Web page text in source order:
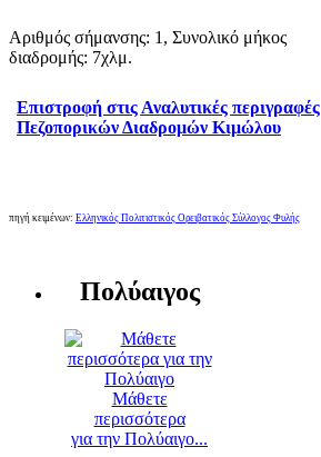
Αριθμός σήμανσης: 1, Συνολικό μήκος
διαδρομής: 7χλμ.
Επιστροφή στις Αναλυτικές περιγραφές
Πεζοπορικών Διαδρομών Κιμώλου
πηγή κειμένων: Ελληνικός Πολιτιστικός Ορειβατικός Σύλλογος Φυλής
Πολύαιγος
Μάθετε
περισσότερα
για την Πολύαιγο...